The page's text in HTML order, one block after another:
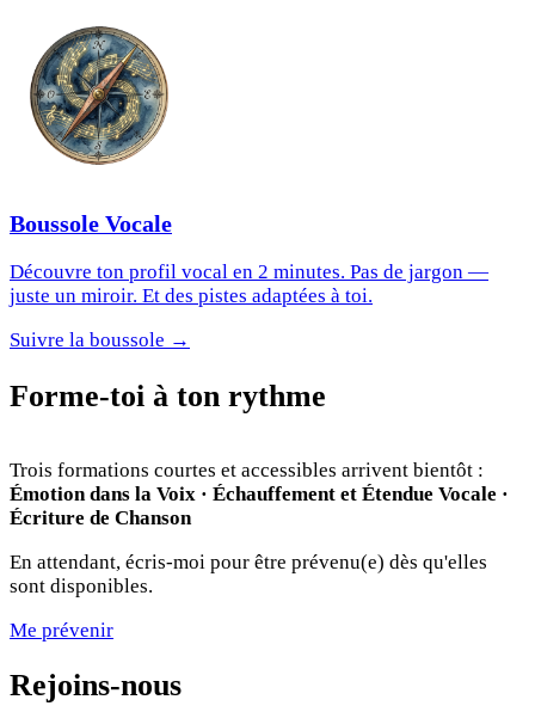
Boussole Vocale
Découvre ton profil vocal en 2 minutes. Pas de jargon —
juste un miroir. Et des pistes adaptées à toi.
Suivre la boussole →
Forme-toi à ton rythme
Trois formations courtes et accessibles arrivent bientôt :
Émotion dans la Voix · Échauffement et Étendue Vocale ·
Écriture de Chanson
En attendant, écris-moi pour être prévenu(e) dès qu'elles
sont disponibles.
Me prévenir
Rejoins-nous